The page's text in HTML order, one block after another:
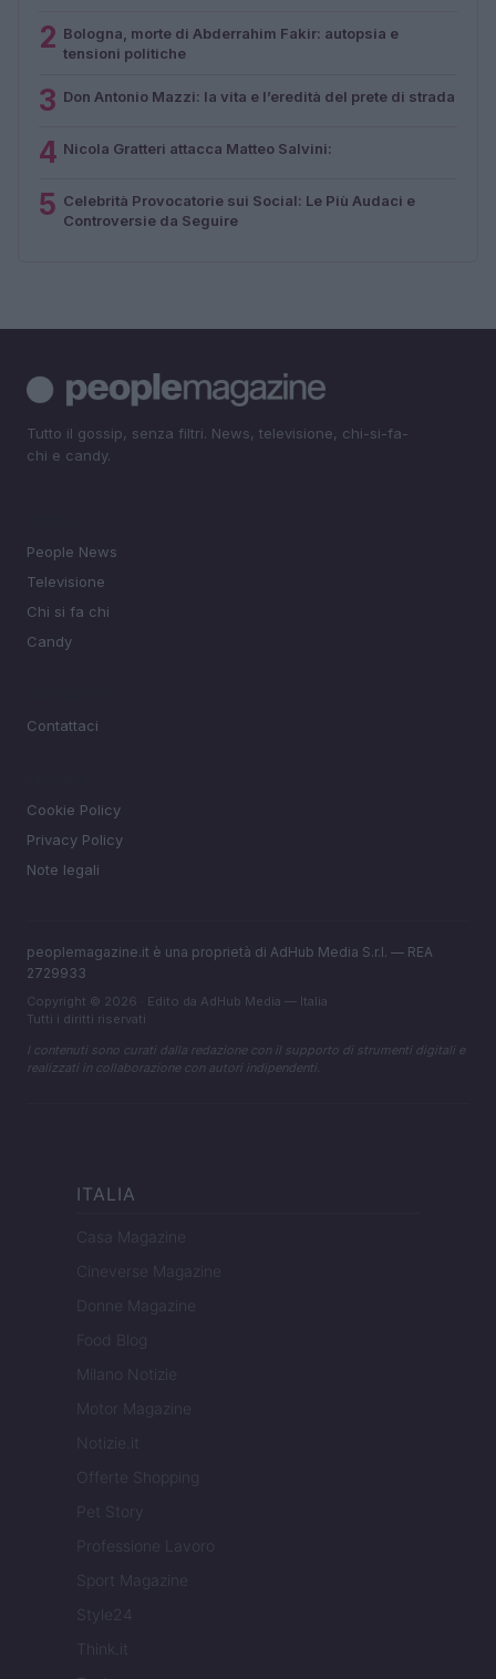
2 Bologna, morte di Abderrahim Fakir: autopsia e
tensioni politiche
3 Don Antonio Mazzi: la vita e l’eredità del prete di strada
4 Nicola Gratteri attacca Matteo Salvini:
5 Celebrità Provocatorie sui Social: Le Più Audaci e
Controversie da Seguire
Tutto il gossip, senza filtri. News, televisione, chi-si-fa-
chi e candy.
People News
Televisione
Chi si fa chi
Candy
Contattaci
Cookie Policy
Privacy Policy
Note legali
peoplemagazine.it è una proprietà di AdHub Media S.r.l. — REA
2729933
Copyright © 2026 · Edito da AdHub Media — Italia
Tutti i diritti riservati
I contenuti sono curati dalla redazione con il supporto di strumenti digitali e
realizzati in collaborazione con autori indipendenti.
ITALIA
Casa Magazine
Cineverse Magazine
Donne Magazine
Food Blog
Milano Notizie
Motor Magazine
Notizie.it
Offerte Shopping
Pet Story
Professione Lavoro
Sport Magazine
Style24
Think.it